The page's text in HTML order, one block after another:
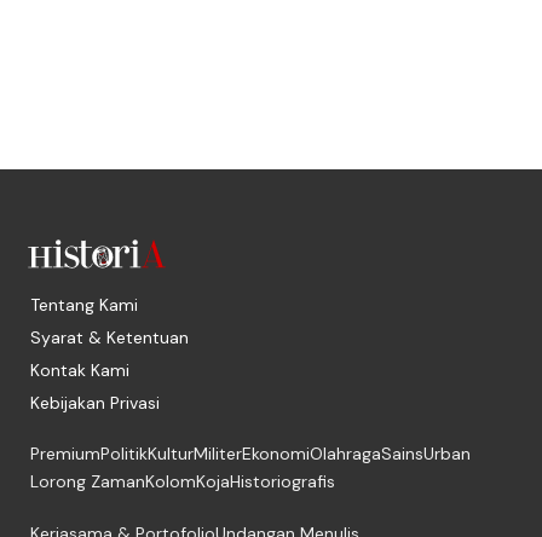
Tentang Kami
Syarat & Ketentuan
Kontak Kami
Kebijakan Privasi
PremiumPolitikKulturMiliterEkonomiOlahragaSainsUrban
Lorong ZamanKolomKojaHistoriografis